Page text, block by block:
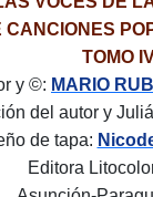
CANCIONES
TOMO
y ©: MARIO
del autor y
de tapa:
Editora